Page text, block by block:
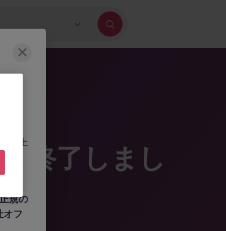
終了しまし
す
た上
、
規の
フ